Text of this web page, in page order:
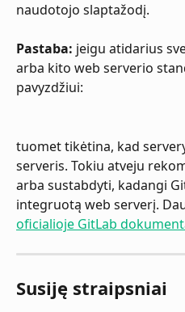
naudotojo slaptažodį.
Pastaba: jeigu atidarius
arba kito web serverio
pavyzdžiui:
tuomet tikėtina, kad
serveris. Tokiu atveju
arba sustabdyti, kadangi
integruotą web serverį.
oficialioje GitLab
Susiję straipsniai